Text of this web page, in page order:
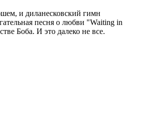
и диланесковский гимн
песня о любви "Waiting in
Боба. И это далеко не все.